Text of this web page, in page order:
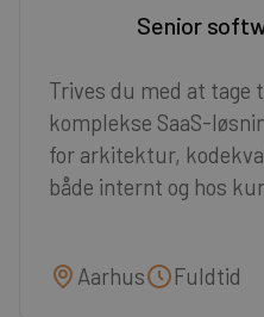
Senior
Trives du med at tage
komplekse SaaS-
for arkitektur,
både internt og hos
Aarhus Fuldtid